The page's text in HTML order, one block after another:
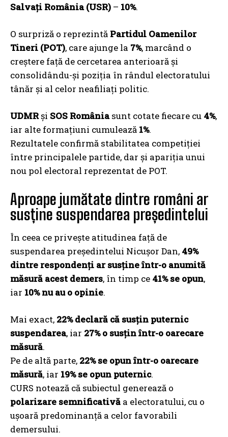
Salvați România (USR) – 10%.
O surpriză o reprezintă Partidul Oamenilor
Tineri (POT), care ajunge la 7%, marcând o
creștere față de cercetarea anterioară și
consolidându-și poziția în rândul electoratului
tânăr și al celor neafiliați politic.
UDMRși SOS Româniasunt cotate fiecare cu 4%,
iar alte formațiuni cumulează 1%.
Rezultatele confirmă stabilitatea competiției
între principalele partide, dar și apariția unui
nou pol electoral reprezentat de POT.
Aproape jumătate dintre români ar
susține suspendarea președintelui
În ceea ce privește atitudinea față de
suspendarea președintelui Nicușor Dan, 49%
dintre respondenți ar susține într-o anumită
măsură acest demers, în timp ce 41% se opun,
iar 10% nu au o opinie.
Mai exact, 22% declară că susțin puternic
suspendarea, iar 27% o susțin într-o oarecare
măsură.
Pe de altă parte, 22% se opun într-o oarecare
măsură, iar 19% se opun puternic.
CURS notează că subiectul generează o
polarizare semnificativă a electoratului, cu o
ușoară predominanță a celor favorabili
demersului.